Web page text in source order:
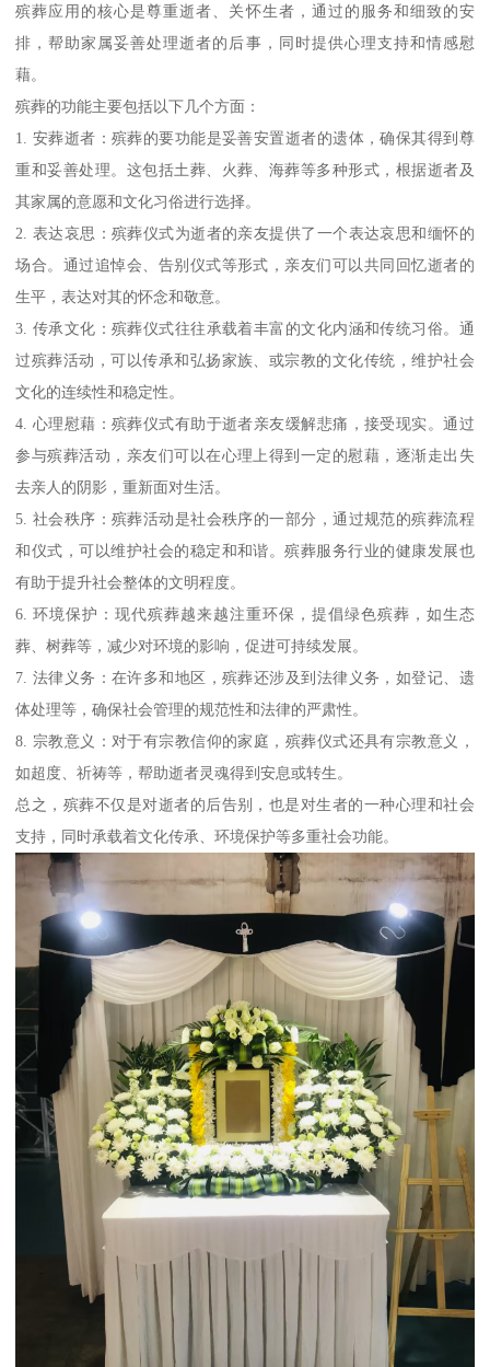
殡葬应用的核心是尊重逝者、关怀生者，通过的服务和细致的安
排，帮助家属妥善处理逝者的后事，同时提供心理支持和情感慰
藉。
殡葬的功能主要包括以下几个方面：
1. 安葬逝者：殡葬的要功能是妥善安置逝者的遗体，确保其得到尊
重和妥善处理。这包括土葬、火葬、海葬等多种形式，根据逝者及
其家属的意愿和文化习俗进行选择。
2. 表达哀思：殡葬仪式为逝者的亲友提供了一个表达哀思和缅怀的
场合。通过追悼会、告别仪式等形式，亲友们可以共同回忆逝者的
生平，表达对其的怀念和敬意。
3. 传承文化：殡葬仪式往往承载着丰富的文化内涵和传统习俗。通
过殡葬活动，可以传承和弘扬家族、或宗教的文化传统，维护社会
文化的连续性和稳定性。
4. 心理慰藉：殡葬仪式有助于逝者亲友缓解悲痛，接受现实。通过
参与殡葬活动，亲友们可以在心理上得到一定的慰藉，逐渐走出失
去亲人的阴影，重新面对生活。
5. 社会秩序：殡葬活动是社会秩序的一部分，通过规范的殡葬流程
和仪式，可以维护社会的稳定和和谐。殡葬服务行业的健康发展也
有助于提升社会整体的文明程度。
6. 环境保护：现代殡葬越来越注重环保，提倡绿色殡葬，如生态
葬、树葬等，减少对环境的影响，促进可持续发展。
7. 法律义务：在许多和地区，殡葬还涉及到法律义务，如登记、遗
体处理等，确保社会管理的规范性和法律的严肃性。
8. 宗教意义：对于有宗教信仰的家庭，殡葬仪式还具有宗教意义，
如超度、祈祷等，帮助逝者灵魂得到安息或转生。
总之，殡葬不仅是对逝者的后告别，也是对生者的一种心理和社会
支持，同时承载着文化传承、环境保护等多重社会功能。